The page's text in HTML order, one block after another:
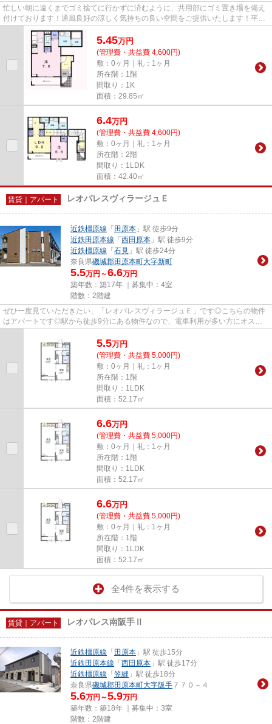
忙しい朝に遠くまでゴミ捨てに行かずに済むように、共用部にゴミ置き場を備え
付けております！通風良好の涼しく気持ちの良い空間をご提供いたします！平坦
な場所にあるアパートなら毎...
5.45万円
(管理費・共益費 4,600円)
敷：0ヶ月｜礼：1ヶ月
所在階：1階
間取り：1K
面積：29.85㎡
6.4万円
(管理費・共益費 4,600円)
敷：0ヶ月｜礼：1ヶ月
所在階：2階
間取り：1LDK
面積：42.40㎡
賃貸｜アパート レオパレスヴィラージュＥ
近鉄橿原線 「 田原本 」駅 徒歩9分
近鉄田原本線 「 西田原本 」駅 徒歩9分
近鉄橿原線 「 石見 」駅 徒歩24分
奈良県磯城郡田原本町大字新町
5.5万円～6.6万円
築年数：築17年 ｜募集中： 4室
階数：2階建
ぜひ一度見ていただきたい、「レオパレスヴィラージュＥ」です◎こちらの物件
はアパートです◎駅から徒歩9分にある物件なので、電車利用が多い方にオスス
5.5万円
(管理費・共益費 5,000円)
敷：0ヶ月｜礼：1ヶ月
所在階：1階
間取り：1LDK
面積：52.17㎡
6.6万円
(管理費・共益費 5,000円)
敷：0ヶ月｜礼：1ヶ月
所在階：1階
間取り：1LDK
面積：52.17㎡
6.6万円
(管理費・共益費 5,000円)
敷：0ヶ月｜礼：1ヶ月
所在階：1階
間取り：1LDK
面積：52.17㎡
全4件を表示する
賃貸｜アパート レオパレス南阪手Ⅱ
近鉄橿原線 「 田原本 」駅 徒歩15分
近鉄田原本線 「 西田原本 」駅 徒歩17分
近鉄橿原線 「 笠縫 」駅 徒歩18分
奈良県磯城郡田原本町大字阪手 ７７０－４
5.6万円～5.9万円
築年数：築18年 ｜募集中： 3室
階数：2階建